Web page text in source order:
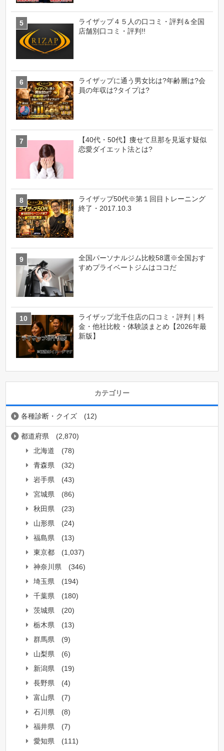
ライザップ４５人の口コミ・評判＆全国
店舗別口コミ・評判!!
ライザップに通う男女比は?年齢層は?会
員の年収は?タイプは?
【40代・50代】痩せて旦那を見返す疑似
恋愛ダイエット法とは?
ライザップ50代※第１回目トレーニング
終了・2017.10.3
全国パーソナルジム比較58選※全国おす
すめプライベートジムはココだ
ライザップ北千住店の口コミ・評判｜料
金・他社比較・体験談まとめ【2026年最
新版】
カテゴリー
各種診断・クイズ (12)
都道府県
(2,870)
北海道
(78)
青森県
(32)
岩手県
(43)
宮城県
(86)
秋田県
(23)
山形県
(24)
福島県
(13)
東京都
(1,037)
神奈川県
(346)
埼玉県
(194)
千葉県
(180)
茨城県
(20)
栃木県
(13)
群馬県
(9)
山梨県
(6)
新潟県
(19)
長野県
(4)
富山県
(7)
石川県
(8)
福井県
(7)
愛知県
(111)